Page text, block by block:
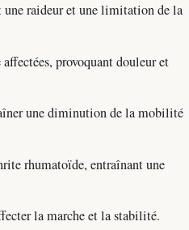
une raideur et une limitation de la
provoquant douleur et
une diminution de la mobilité
rhumatoïde, entraînant une
la marche et la stabilité.